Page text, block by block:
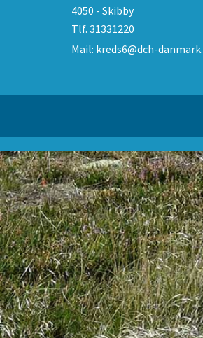
4050 - Skibby
Tlf. 31331220
Mail: kreds6@dch-